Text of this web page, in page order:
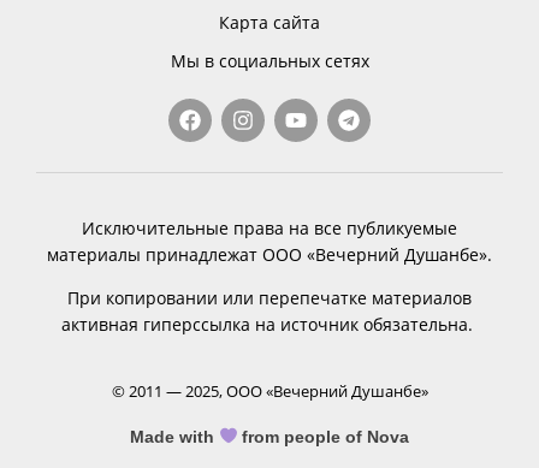
Карта сайта
Мы в социальных сетях
Исключительные права на все публикуемые
материалы принадлежат ООО «Вечерний Душанбе».
При копировании или перепечатке материалов
активная гиперссылка на источник обязательна.
© 2011 — 2025, ООО «Вечерний Душанбе»
Made with from people of Nova